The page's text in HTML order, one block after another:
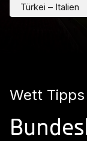
Türkei – Italien
Wett